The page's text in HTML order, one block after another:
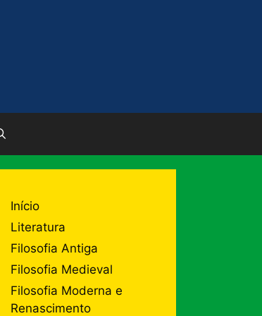
Início
Literatura
Filosofia Antiga
Filosofia Medieval
Filosofia Moderna e
Renascimento